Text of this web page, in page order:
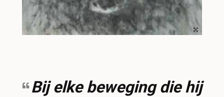
Bij elke beweging die hij